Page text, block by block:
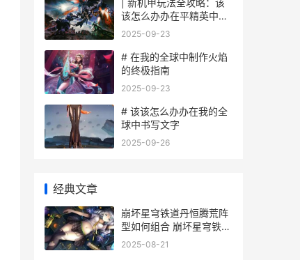
| 新机甲玩法全攻略：该
该怎么办办在平精英中战
无不胜
2025-09-23
# 在我的全球中制作火焰
的终极指南
2025-09-23
# 该该怎么办办在我的全
球中书写文字
2025-09-26
经典文章
崩坏星穹铁道丹恒腾荒阵
型如何组合 崩坏星穹铁道
丹鼎司宝箱位置
2025-08-21